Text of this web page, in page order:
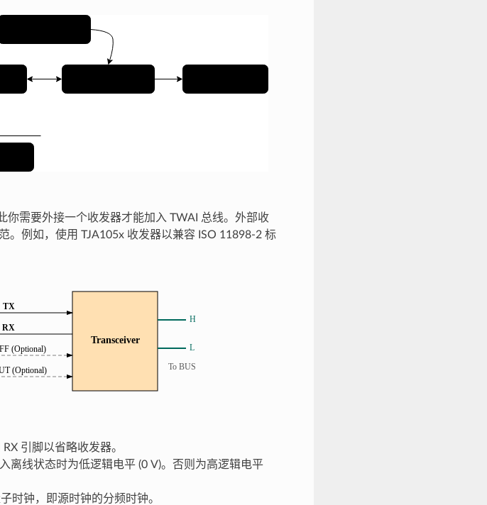
你需要外接一个收发器才能加入 TWAI 总线。外部收
。例如，使用 TJA105x 收发器以兼容 ISO 11898-2 标
引脚以省略收发器。
离线状态时为低逻辑电平 (0 V)。否则为高逻辑电平
时钟，即源时钟的分频时钟。